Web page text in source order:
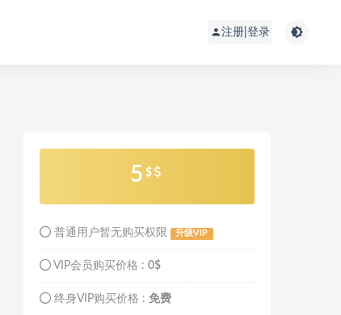
注册|登录
5 $
普通用户暂无购买权限 升级VIP
VIP会员购买价格 : 0$
终身VIP购买价格 : 免费